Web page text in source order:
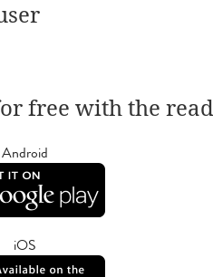
free with the
Android
iOS